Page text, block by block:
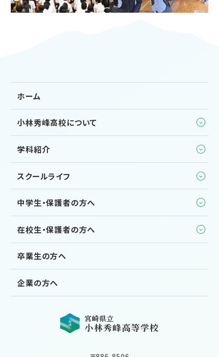
ホーム
小林秀峰高校について
学科紹介
スクールライフ
中学生・保護者の方へ
在校生・保護者の方へ
卒業生の方へ
企業の方へ
宮崎県立
小林秀峰高等学校